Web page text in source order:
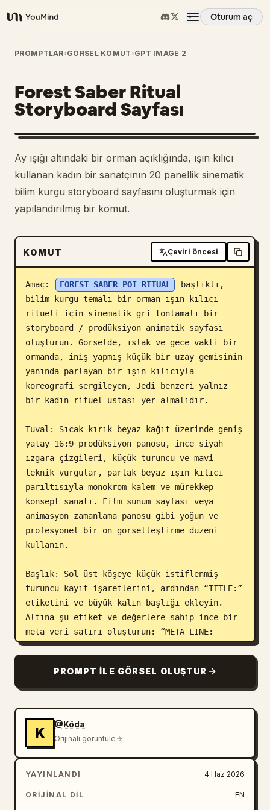
YouMind
Oturum aç
Genel Bakış
Kullanım Senaryoları
Beceriler
İstemler
Fiyatlandırma
İndir
Blog
Güncellemeler
PROMPTLAR›GÖRSEL KOMUT ›GPT IMAGE 2
Forest Saber Ritual
Storyboard Sayfası
Ay ışığı altındaki bir orman açıklığında, ışın kılıcı
kullanan kadın bir sanatçının 20 panellik sinematik
bilim kurgu storyboard sayfasını oluşturmak için
yapılandırılmış bir komut.
KOMUT Çeviri öncesi
Amaç: FOREST SABER POI RITUAL
başlıklı,
bilim kurgu temalı bir orman ışın kılıcı
ritüeli için sinematik gri tonlamalı bir
storyboard / prodüksiyon animatik sayfası
oluşturun. Görselde, ıslak ve gece vakti bir
ormanda, iniş yapmış küçük bir uzay gemisinin
yanında parlayan bir ışın kılıcıyla
koreografi sergileyen, Jedi benzeri yalnız
bir kadın ritüel ustası yer almalıdır.
Tuval: Sıcak kırık beyaz kağıt üzerinde geniş
yatay 16:9 prodüksiyon panosu, ince siyah
ızgara çizgileri, küçük turuncu ve mavi
teknik vurgular, parlak beyaz ışın kılıcı
parıltısıyla monokrom kalem ve mürekkep
konsept sanatı. Film sunum sayfası veya
animasyon zamanlama panosu gibi yoğun ve
profesyonel bir ön görselleştirme düzeni
kullanın.
Başlık: Sol üst köşeye küçük istiflenmiş
turuncu kayıt işaretlerini, ardından “TITLE:”
etiketini ve büyük kalın başlığı ekleyin.
Altına şu etiket ve değerlere sahip ince bir
meta veri satırı oluşturun: “META LINE:
nocturnal / sci-fi flow-art performance /
single-saber poi choreography, real micro-cut
bursts, readable lake-energy payoff”, “MICRO
fire-poi style light performance, compressing
a full ritual dance into a fast 15-second
forest sequence.” Sağ üst köşeye “SEQUENCE
ID: FOREST-SABER-POI-RITUAL-20P ” ekleyin.
Ana düzen: 5 sütun ve 4 satırdan oluşan bir
PROMPT ILE GÖRSEL OLUŞTUR
K
@Kōda
Orijinali görüntüle
YAYINLANDI 4 Haz 2026
ORIJINAL DIL EN